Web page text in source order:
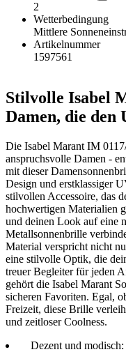
2
Wetterbedingung
Mittlere
Artikelnummer
1597561
Stilvolle Isabel
Damen, die den
Die Isabel Marant IM
anspruchsvolle Damen -
mit dieser
Design und erstklassiger
stilvollen Accessoire, das
hochwertigen Materialien
und deinen Look auf eine
Metallsonnenbrille
Material verspricht nicht
eine stilvolle Optik, die
treuer Begleiter für jeden
gehört die Isabel Marant
sicheren Favoriten. Egal,
Freizeit, diese Brille
und zeitloser Coolness.
Dezent und